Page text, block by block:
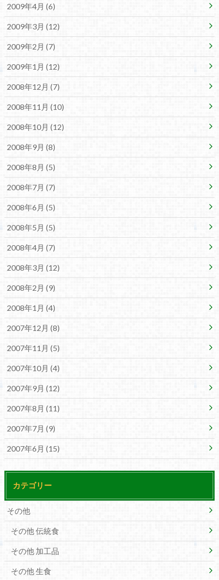
2009年4月 (6)
2009年3月 (12)
2009年2月 (7)
2009年1月 (12)
2008年12月 (7)
2008年11月 (10)
2008年10月 (12)
2008年9月 (8)
2008年8月 (5)
2008年7月 (7)
2008年6月 (5)
2008年5月 (5)
2008年4月 (7)
2008年3月 (12)
2008年2月 (9)
2008年1月 (4)
2007年12月 (8)
2007年11月 (5)
2007年10月 (4)
2007年9月 (12)
2007年8月 (11)
2007年7月 (9)
2007年6月 (15)
カテゴリー
その他
その他 伝統食
その他 加工品
その他 生食